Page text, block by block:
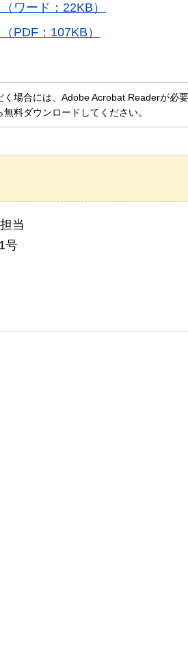
ワード：22KB）
PDF：107KB）
く場合には、Adobe Acrobat Readerが必
料ダウンロードしてください。
当
号